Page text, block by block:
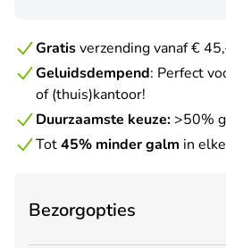
Gratisverzending vanaf €
Geluidsdempend: Perfect
of (thuis)kantoor!
Duurzaamste keuze:>50%
Tot45% minder galm in
Bezorgopties